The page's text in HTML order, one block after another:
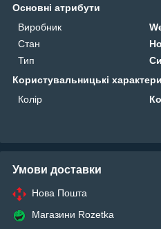
Основні атрибути
Виробник
Стан
Тип
Користувальницькі
Колір
Умови доставки
Нова Пошта
Магазини Rozetka